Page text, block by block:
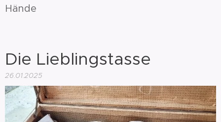
Hände
Die Lieblingstasse
26.01.2025